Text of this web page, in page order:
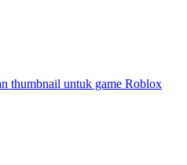
thumbnail untuk game Roblox